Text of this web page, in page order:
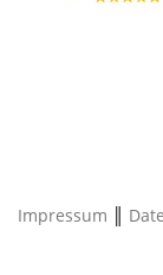
Impressum